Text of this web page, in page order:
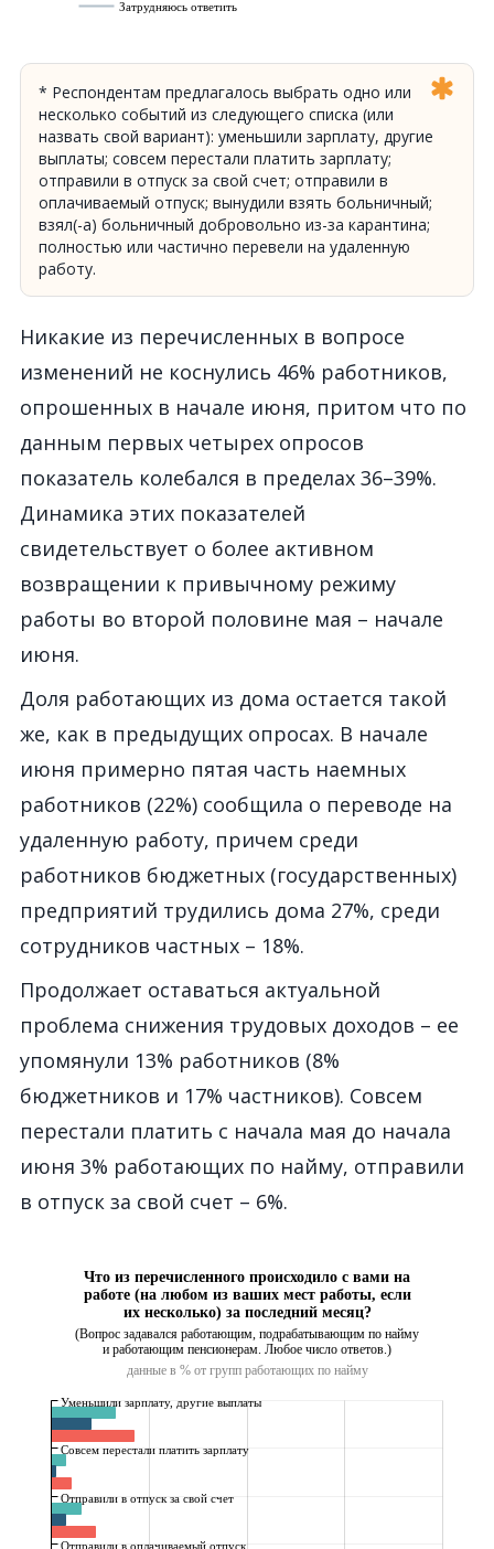
* Респондентам предлагалось выбрать одно или
несколько событий из следующего списка (или
назвать свой вариант): уменьшили зарплату, другие
выплаты; совсем перестали платить зарплату;
отправили в отпуск за свой счет; отправили в
оплачиваемый отпуск; вынудили взять больничный;
взял(-а) больничный добровольно из-за карантина;
полностью или частично перевели на удаленную
работу.
Никакие из перечисленных в вопросе
изменений не коснулись 46% работников,
опрошенных в начале июня, притом что по
данным первых четырех опросов
показатель колебался в пределах 36–39%.
Динамика этих показателей
свидетельствует о более активном
возвращении к привычному режиму
работы во второй половине мая – начале
июня.
Доля работающих из дома остается такой
же, как в предыдущих опросах. В начале
июня примерно пятая часть наемных
работников (22%) сообщила о переводе на
удаленную работу, причем среди
работников бюджетных (государственных)
предприятий трудились дома 27%, среди
сотрудников частных – 18%.
Продолжает оставаться актуальной
проблема снижения трудовых доходов – ее
упомянули 13% работников (8%
бюджетников и 17% частников). Совсем
перестали платить с начала мая до начала
июня 3% работающих по найму, отправили
в отпуск за свой счет – 6%.